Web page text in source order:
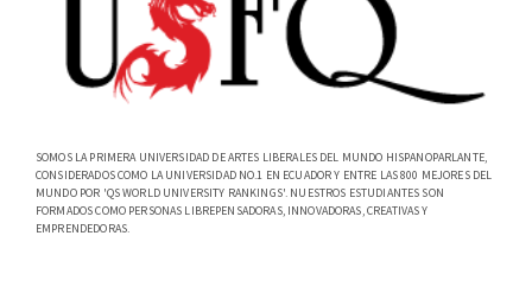
SOMOS LA PRIMERA UNIVERSIDAD DE ARTES LIBERALES DEL MUNDO HISPANOPARLANTE,
CONSIDERADOS COMO LA UNIVERSIDAD NO.1 EN ECUADOR Y ENTRE LAS 800 MEJORES DEL
MUNDO POR 'QS WORLD UNIVERSITY RANKINGS'. NUESTROS ESTUDIANTES SON
FORMADOS COMO PERSONAS LIBREPENSADORAS, INNOVADORAS, CREATIVAS Y
EMPRENDEDORAS.